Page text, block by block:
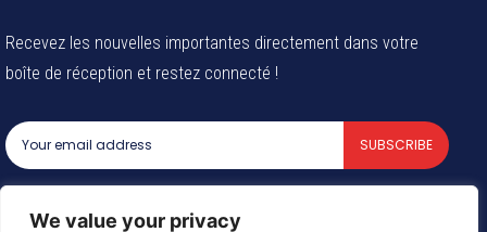
We value your privacy
Recevez les nouvelles importantes directement dans votre
boîte de réception et restez connecté !
SUBSCRIBE